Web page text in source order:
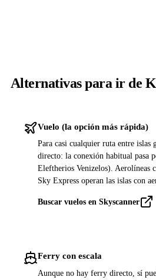
Alternativas para ir de
Vuelo (la opción más rápida)
Para casi cualquier ruta entre islas
directo: la conexión habitual pasa
Eleftherios Venizelos). Aerolíneas
Sky Express operan las islas con
Buscar vuelos en Skyscanner
Ferry con escala
Aunque no hay ferry directo, sí